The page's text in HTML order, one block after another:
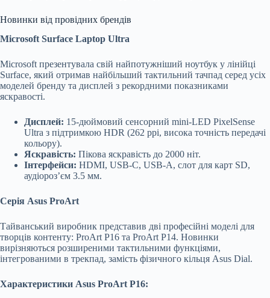
Новинки від провідних брендів
Microsoft Surface Laptop Ultra
Microsoft презентувала свій найпотужніший ноутбук у лінійці
Surface, який отримав найбільший тактильний тачпад серед усіх
моделей бренду та дисплей з рекордними показниками
яскравості.
Дисплей: 15-дюймовий сенсорний mini-LED PixelSense
Ultra з підтримкою HDR (262 ppi, висока точність передачі
кольору).
Яскравість: Пікова яскравість до 2000 ніт.
Інтерфейси: HDMI, USB-C, USB-A, слот для карт SD,
аудіороз’єм 3.5 мм.
Серія Asus ProArt
Тайванський виробник представив дві професійні моделі для
творців контенту: ProArt P16 та ProArt P14. Новинки
вирізняються розширеними тактильними функціями,
інтегрованими в трекпад, замість фізичного кільця Asus Dial.
Характеристики Asus ProArt P16: